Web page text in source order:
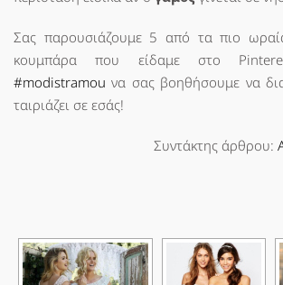
Σας παρουσιάζουμε 5 από τα πιο
κουμπάρα που είδαμε στο
#modistramou να σας βοηθήσουμε να
ταιριάζει σε εσάς!
Συντάκτης άρθρου: